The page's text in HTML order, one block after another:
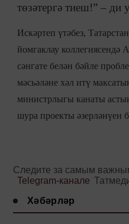
төзәтергә тиеш!” – ди
Искәртеп үтәбез,
йомгаклау коллегиясендә
сәнгате белән бәйле
мәсьәләне хәл итү
министрлыгы канаты
шура проекты әзерләнүен
Следите за самым
Telegram-канале
Хәбәрләр